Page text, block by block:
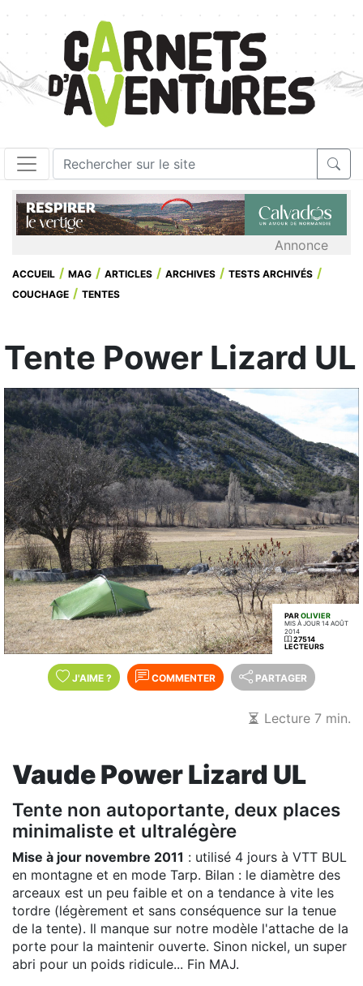
Annonce
ACCUEIL MAG ARTICLES ARCHIVES
TESTS ARCHIVÉS
COUCHAGE
TENTES
Tente Power Lizard UL
PAROLIVIER
MIS À JOUR 14 AOÛT
2014
27514
LECTEURS
J'AIME ? COMMENTER PARTAGER
Lecture 7 min.
Vaude Power Lizard UL
Tente non autoportante, deux places
minimaliste et ultralégère
Mise à jour novembre 2011 : utilisé 4 jours à VTT BUL
en montagne et en mode Tarp. Bilan : le diamètre des
arceaux est un peu faible et on a tendance à vite les
tordre (légèrement et sans conséquence sur la tenue
de la tente). Il manque sur notre modèle l'attache de la
porte pour la maintenir ouverte. Sinon nickel, un super
abri pour un poids ridicule... Fin MAJ.